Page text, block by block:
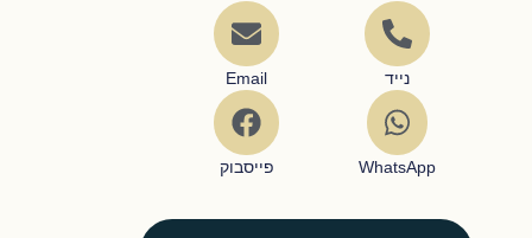
נייד Email
WhatsApp פייסבוק